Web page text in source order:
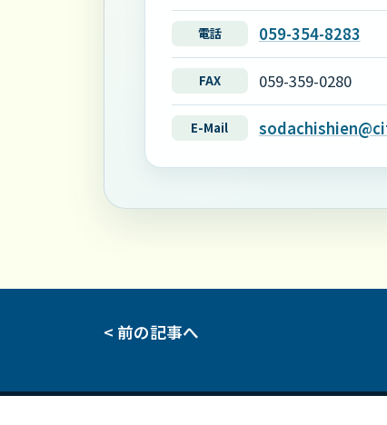
電話 059-354-8283
FAX 059-359-0280
E-Mail
< 前の記事へ